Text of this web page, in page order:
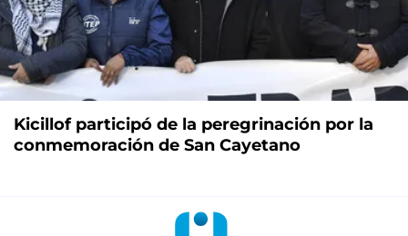
Kicillof participó de la peregrinación por la
conmemoración de San Cayetano